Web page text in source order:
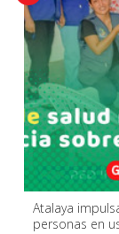
Atalaya
personas en